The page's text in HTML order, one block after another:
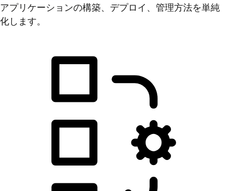
アプリケーションの構築、デプロイ、管理方法を単純
化します。